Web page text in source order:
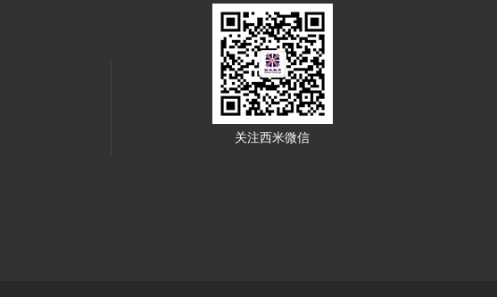
关注西米微信